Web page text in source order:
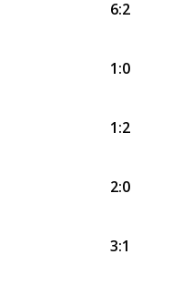
6:2
1:0
1:2
2:0
3:1